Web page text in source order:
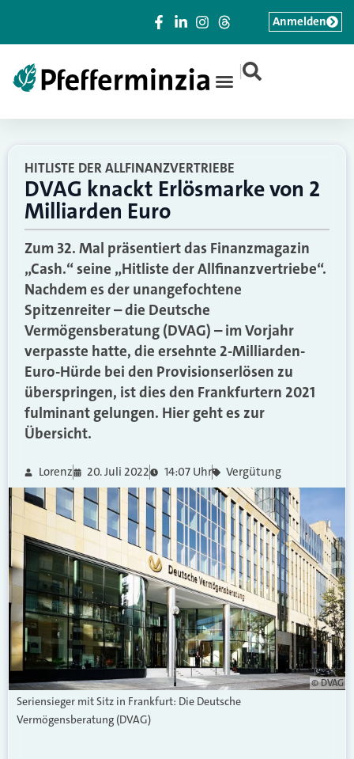
|
Anmelden
HITLISTE DER ALLFINANZVERTRIEBE
DVAG knackt Erlösmarke von 2
Milliarden Euro
Zum 32. Mal präsentiert das Finanzmagazin
„Cash.“ seine „Hitliste der Allfinanzvertriebe“.
Nachdem es der unangefochtene
Spitzenreiter – die Deutsche
Vermögensberatung (DVAG) – im Vorjahr
verpasste hatte, die ersehnte 2-Milliarden-
Euro-Hürde bei den Provisionserlösen zu
überspringen, ist dies den Frankfurtern 2021
fulminant gelungen. Hier geht es zur
Übersicht.
Lorenz 20. Juli 2022 14:07 Uhr Vergütung
© DVAG
Seriensieger mit Sitz in Frankfurt: Die Deutsche
Vermögensberatung (DVAG)